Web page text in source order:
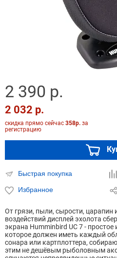
2 390 р.
2 032 р.
скидка прямо сейчас 358р. за
регистрацию
Быстрая покупка
Избранное
От грязи, пыли, сырости, царапин
воздействий дисплей эхолота
экрана Humminbird UC 7 - простое
которое должен иметь каждый
сонара или картплоттера,
этим не дешёвым рыболовным